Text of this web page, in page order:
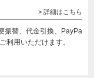
> 詳細はこちら
振替、代金引換、PayPa
利用いただけます。